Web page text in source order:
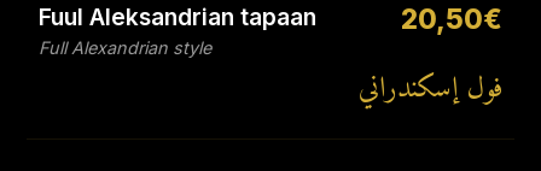
Fuul Aleksandrian tapaan
Full Alexandrian style
20,50€
فول إسكندراني